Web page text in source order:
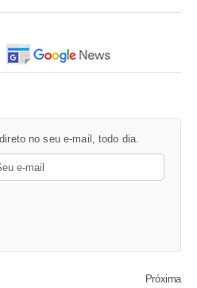
direto no seu e-mail, todo dia.
Próxima